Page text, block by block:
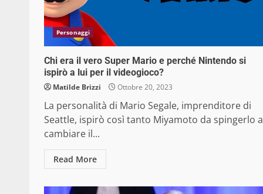
Personaggi
Chi era il vero Super Mario e perché Nintendo si
ispirò a lui per il videogioco?
Matilde Brizzi Ottobre 20, 2023
La personalità di Mario Segale, imprenditore di
Seattle, ispirò così tanto Miyamoto da spingerlo a
cambiare il...
Read More